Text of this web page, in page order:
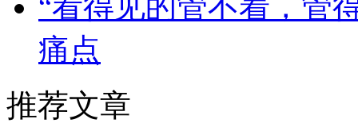
痛点
推荐文章